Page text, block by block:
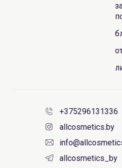
+375296131336
allcosmetics.by
allcosmetics_by